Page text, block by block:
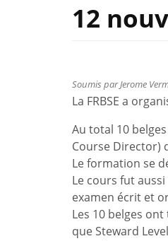
12
Soumis parJerome
La FRBSE a
Au total 10
Course Director)
Le formation se
Le cours fut
examen écrit et
Les 10 belges
que Steward